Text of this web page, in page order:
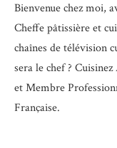
Bienvenue chez moi,
Cheffe pâtissière et
chaînes de télévision
sera le chef ?
etMembre
Française.